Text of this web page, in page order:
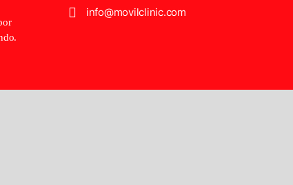
info@movilclinic.com